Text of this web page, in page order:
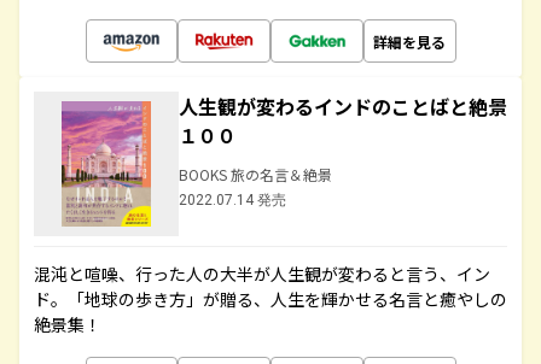
詳細を見る
人生観が変わるインドのことばと絶景
１００
BOOKS 旅の名言＆絶景
2022.07.14 発売
混沌と喧噪、行った人の大半が人生観が変わると言う、イン
ド。「地球の歩き方」が贈る、人生を輝かせる名言と癒やしの
絶景集！